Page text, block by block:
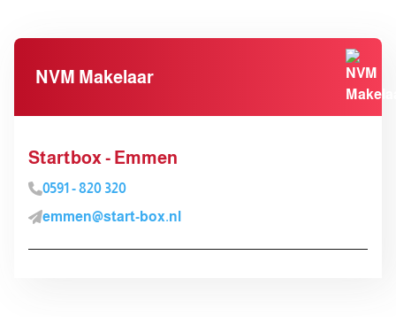
NVM Makelaar
Startbox - Emmen
0591 - 820 320
emmen@start-box.nl